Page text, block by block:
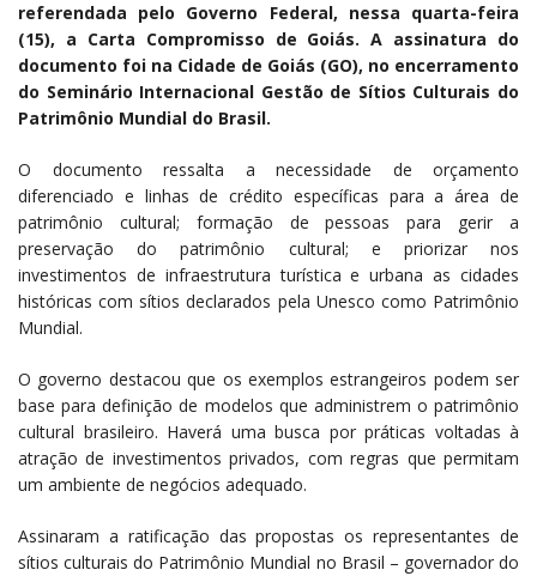
referendada pelo Governo Federal, nessa quarta-feira
(15), a Carta Compromisso de Goiás. A assinatura do
documento foi na Cidade de Goiás (GO), no encerramento
do Seminário Internacional Gestão de Sítios Culturais do
Patrimônio Mundial do Brasil.
O documento ressalta a necessidade de orçamento
diferenciado e linhas de crédito específicas para a área de
patrimônio cultural; formação de pessoas para gerir a
preservação do patrimônio cultural; e priorizar nos
investimentos de infraestrutura turística e urbana as cidades
históricas com sítios declarados pela Unesco como Patrimônio
Mundial.
O governo destacou que os exemplos estrangeiros podem ser
base para definição de modelos que administrem o patrimônio
cultural brasileiro. Haverá uma busca por práticas voltadas à
atração de investimentos privados, com regras que permitam
um ambiente de negócios adequado.
Assinaram a ratificação das propostas os representantes de
sítios culturais do Patrimônio Mundial no Brasil – governador do